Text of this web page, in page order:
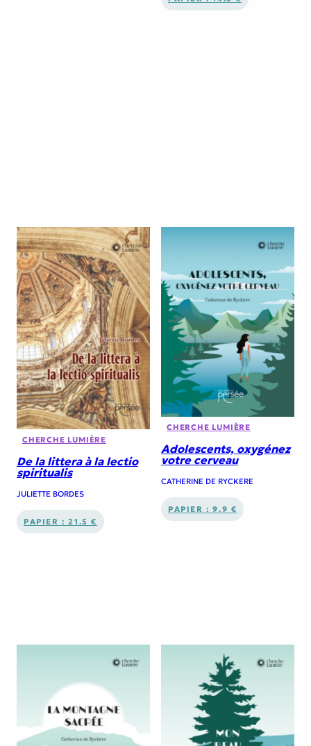
CHERCHE LUMIÈRE
De la littera à la lectio
spiritualis
JULIETTE BORDES
PAPIER : 21.5 €
CHERCHE LUMIÈRE
Adolescents, oxygénez
votre cerveau
CATHERINE DE RYCKERE
PAPIER : 9.9 €